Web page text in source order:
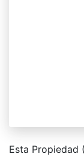
Esta Propiedad (